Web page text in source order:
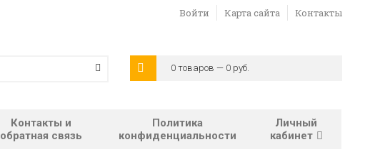
Войти Карта сайта Контакты
0 товаров — 0 руб.
Контакты и
обратная связь
Политика
конфиденциальности
Личный
кабинет